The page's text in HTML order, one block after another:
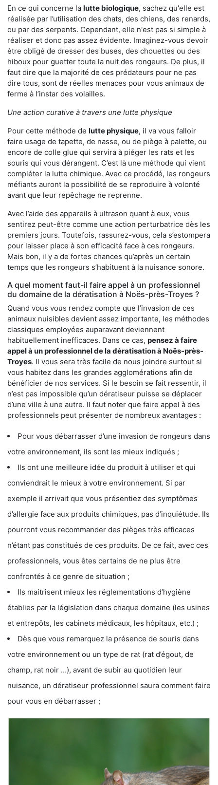
En ce qui concerne la lutte biologique, sachez qu'elle est
réalisée par l’utilisation des chats, des chiens, des renards,
ou par des serpents. Cependant, elle n'est pas si simple à
réaliser et donc pas assez évidente. Imaginez-vous devoir
être obligé de dresser des buses, des chouettes ou des
hiboux pour guetter toute la nuit des rongeurs. De plus, il
faut dire que la majorité de ces prédateurs pour ne pas
dire tous, sont de réelles menaces pour vous animaux de
ferme à l’instar des volailles.
Une action curative à travers une lutte physique
Pour cette méthode de lutte physique, il va vous falloir
faire usage de tapette, de nasse, ou de piège à palette, ou
encore de colle glue qui servira à piéger les rats et les
souris qui vous dérangent. C’est là une méthode qui vient
compléter la lutte chimique. Avec ce procédé, les rongeurs
méfiants auront la possibilité de se reproduire à volonté
avant que leur repêchage ne reprenne.
Avec l’aide des appareils à ultrason quant à eux, vous
sentirez peut-être comme une action perturbatrice dès les
premiers jours. Toutefois, rassurez-vous, cela s’estompera
pour laisser place à son efficacité face à ces rongeurs.
Mais bon, il y a de fortes chances qu’après un certain
temps que les rongeurs s’habituent à la nuisance sonore.
A quel moment faut-il faire appel à un professionnel
du domaine de la dératisation à Noës-près-Troyes ?
Quand vous vous rendez compte que l’invasion de ces
animaux nuisibles devient assez importante, les méthodes
classiques employées auparavant deviennent
habituellement inefficaces. Dans ce cas, pensez à faire
appel à un professionnel de la dératisation à Noës-près-
Troyes. Il vous sera très facile de nous joindre surtout si
vous habitez dans les grandes agglomérations afin de
bénéficier de nos services. Si le besoin se fait ressentir, il
n’est pas impossible qu’un dératiseur puisse se déplacer
d’une ville à une autre. Il faut noter que faire appel à des
professionnels peut présenter de nombreux avantages :
Pour vous débarrasser d’une invasion de rongeurs dans
votre environnement, ils sont les mieux indiqués ;
Ils ont une meilleure idée du produit à utiliser et qui
conviendrait le mieux à votre environnement. Si par
exemple il arrivait que vous présentiez des symptômes
d’allergie face aux produits chimiques, pas d’inquiétude. Ils
pourront vous recommander des pièges très efficaces
n’étant pas constitués de ces produits. De ce fait, avec ces
professionnels, vous êtes certains de ne plus être
confrontés à ce genre de situation ;
Ils maitrisent mieux les réglementations d’hygiène
établies par la législation dans chaque domaine (les usines
et entrepôts, les cabinets médicaux, les hôpitaux, etc.) ;
Dès que vous remarquez la présence de souris dans
votre environnement ou un type de rat (rat d’égout, de
champ, rat noir …), avant de subir au quotidien leur
nuisance, un dératiseur professionnel saura comment faire
pour vous en débarrasser ;